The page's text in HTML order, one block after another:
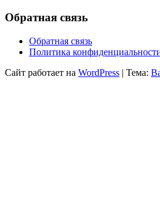
Обратная связь
Обратная связь
Политика
Сайт работает на WordPress | Тема: